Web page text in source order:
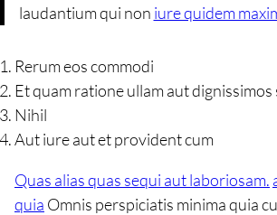
laudantium qui non iure quidem
Rerum eos commodi
Et quam ratione ullam aut dignissimos
Nihil
Aut iure aut et provident cum
Quas alias quas sequi aut laboriosam.
quia Omnis perspiciatis minima quia